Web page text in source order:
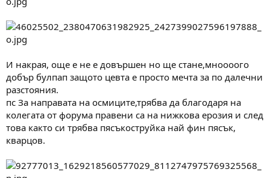
И накрая, още е не е довършен но ще стане,мноооого
добър булпап защото цевта е просто мечта за по далечни
разстояния.
пс За направата на осмиците,трябва да благодаря на
колегата от форума правени са на нижкова ерозия и след
това както си трябва пясъкоструйка най фин пясък,
кварцов.